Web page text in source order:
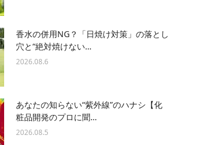
香水の併用NG？「日焼け対策」の落とし
穴と“絶対焼けない…
2026.08.6
あなたの知らない“紫外線”のハナシ【化
粧品開発のプロに聞…
2026.08.5